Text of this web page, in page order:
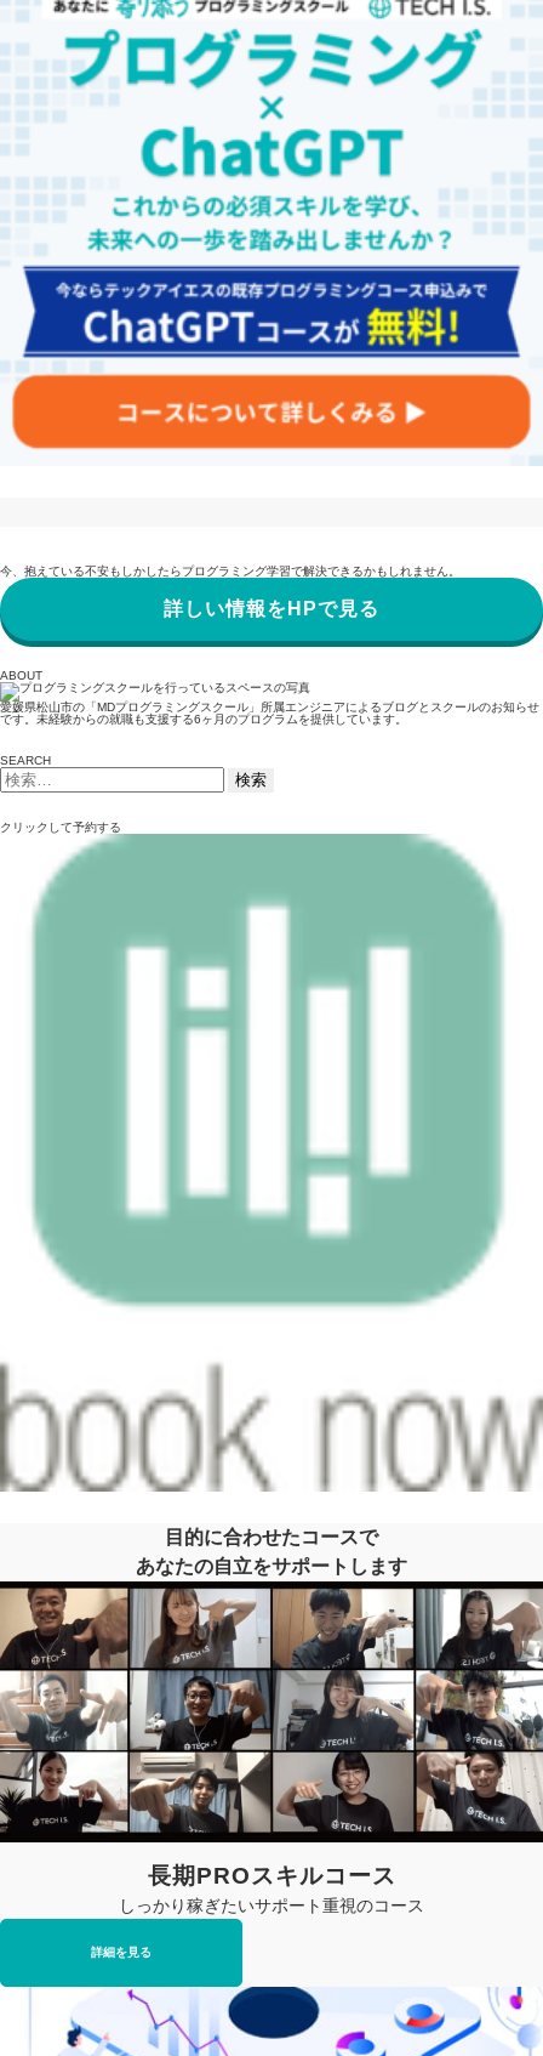
今、抱えている不安もしかしたらプログラミング学習で解決できるかもしれません。
詳しい情報をHPで見る
ABOUT
愛媛県松山市の「MDプログラミングスクール」所属エンジニアによるブログとスクールのお知らせ
です。未経験からの就職も支援する6ヶ月のプログラムを提供しています。
SEARCH
検
索:
クリックして予約する
目的に合わせたコースで
あなたの自立をサポートします
長期PROスキルコース
しっかり稼ぎたいサポート重視のコース
詳細を見る